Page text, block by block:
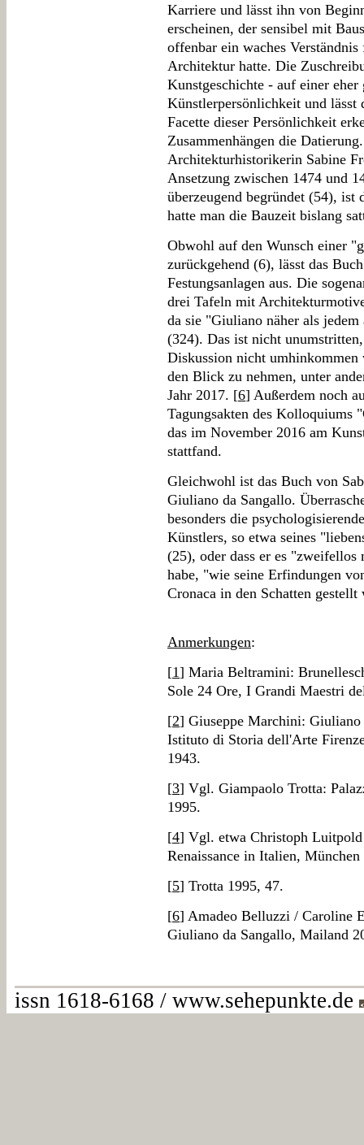
Karriere und lässt ihn von
erscheinen, der sensibel mit
offenbar ein waches
Architektur hatte. Die
Kunstgeschichte - auf einer
Künstlerpersönlichkeit und lässt
Facette dieser Persönlichkeit
Zusammenhängen die
Architekturhistorikerin Sabine
Ansetzung zwischen 1474 und
überzeugend begründet (54),
hatte man die Bauzeit bislang
Obwohl auf den Wunsch einer
zurückgehend (6), lässt das
Festungsanlagen aus. Die
drei Tafeln mit
da sie "Giuliano näher als
(324). Das ist nicht
Diskussion nicht
den Blick zu nehmen, unter
Jahr 2017. [6] Außerdem noch
Tagungsakten des Kolloquiums
das im November 2016 am
stattfand.
Gleichwohl ist das Buch von
Giuliano da Sangallo.
besonders die
Künstlers, so etwa seines
(25), oder dass er es "zweifellos
habe, "wie seine Erfindungen
Cronaca in den Schatten
Anmerkungen:
[1] Maria Beltramini:
Sole 24 Ore, I Grandi Maestri
[2] Giuseppe Marchini:
Istituto di Storia dell'Arte
1943.
[3] Vgl. Giampaolo Trotta:
1995.
[4] Vgl. etwa Christoph
Renaissance in Italien,
[5] Trotta 1995, 47.
[6] Amadeo Belluzzi / Caroline
Giuliano da Sangallo, Mailand
issn 1618-6168 / www.sehepunkte.de